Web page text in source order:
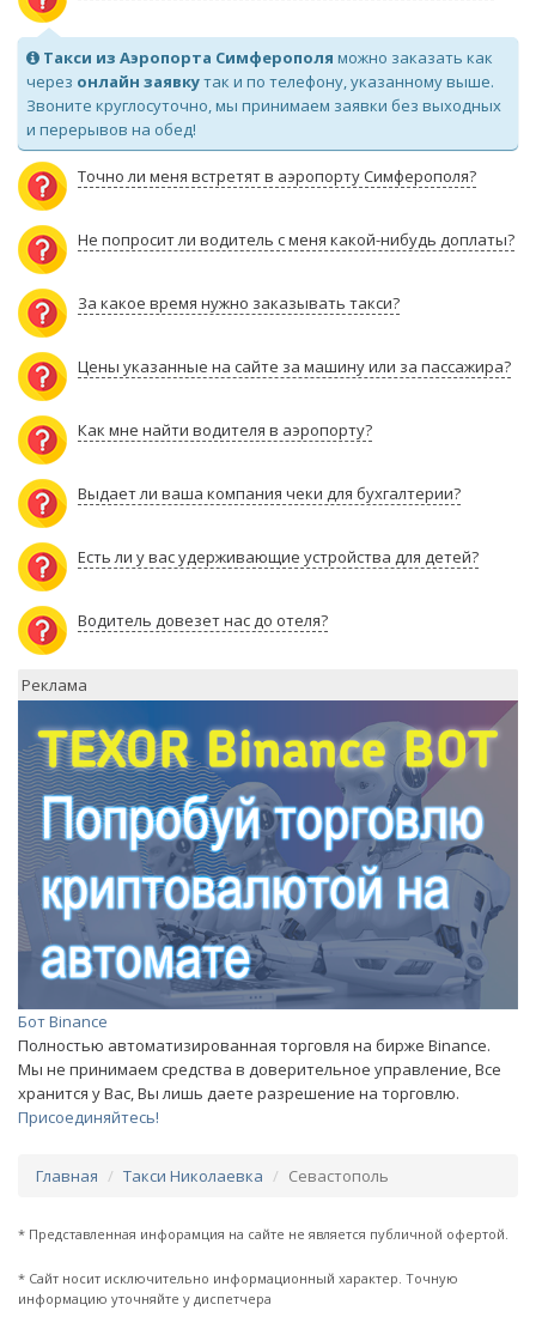
Такси из Аэропорта Симферополя можно заказать как
через онлайн заявкутак и по телефону, указанному выше.
Звоните круглосуточно, мы принимаем заявки без выходных
и перерывов на обед!
Точно ли меня встретят в аэропорту Симферополя?
Не попросит ли водитель с меня какой-нибудь доплаты?
За какое время нужно заказывать такси?
Цены указанные на сайте за машину или за пассажира?
Как мне найти водителя в аэропорту?
Выдает ли ваша компания чеки для бухгалтерии?
Есть ли у вас удерживающие устройства для детей?
Водитель довезет нас до отеля?
Реклама
Бот Binance
Полностью автоматизированная торговля на бирже Binance.
Мы не принимаем средства в доверительное управление, Все
хранится у Вас, Вы лишь даете разрешение на торговлю.
Присоединяйтесь!
Главная Такси Николаевка Севастополь
* Представленная инфорамция на сайте не является публичной офертой.
* Сайт носит исключительно информационный характер. Точную
информацию уточняйте у диспетчера